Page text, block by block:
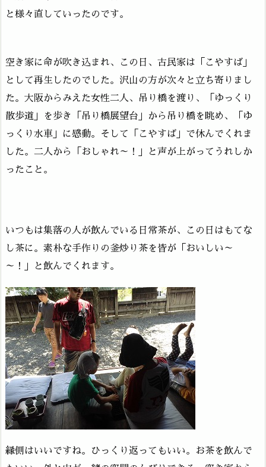
と様々直していったのです。
空き家に命が吹き込まれ、この日、古民家は「こやすば」
として再生したのでした。沢山の方が次々と立ち寄りまし
た。大阪からみえた女性二人、吊り橋を渡り、「ゆっくり
散歩道」を歩き「吊り橋展望台」から吊り橋を眺め、「ゆ
っくり水車」に感動。そして「こやすば」で休んでくれま
した。二人から「おしゃれ～！」と声が上がってうれしか
ったこと。
いつもは集落の人が飲んでいる日常茶が、この日はもてな
し茶に。素朴な手作りの釜炒り茶を皆が「おいしい～
～！」と飲んでくれます。
縁側はいいですね。ひっくり返ってもいい。お茶を飲んで